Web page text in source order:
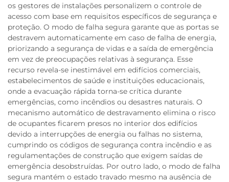
os gestores de instalações personalizem o controle de
acesso com base em requisitos específicos de segurança e
proteção. O modo de falha segura garante que as portas se
destravem automaticamente em caso de falha de energia,
priorizando a segurança de vidas e a saída de emergência
em vez de preocupações relativas à segurança. Esse
recurso revela-se inestimável em edifícios comerciais,
estabelecimentos de saúde e instituições educacionais,
onde a evacuação rápida torna-se crítica durante
emergências, como incêndios ou desastres naturais. O
mecanismo automático de destravamento elimina o risco
de ocupantes ficarem presos no interior dos edifícios
devido a interrupções de energia ou falhas no sistema,
cumprindo os códigos de segurança contra incêndio e as
regulamentações de construção que exigem saídas de
emergência desobstruídas. Por outro lado, o modo de falha
segura mantém o estado travado mesmo na ausência de